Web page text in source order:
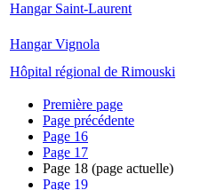
Hangar Saint-Laurent
Hangar Vignola
Hôpital régional de Rimouski
Première page
Page précédente
Page 16
Page 17
Page 18 (page actuelle)
Page 19